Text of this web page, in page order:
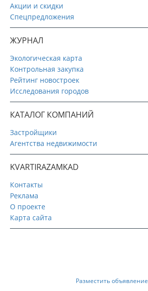
Акции и скидки
Спецпредложения
ЖУРНАЛ
Экологическая карта
Контрольная закупка
Рейтинг новостроек
Исследования городов
КАТАЛОГ КОМПАНИЙ
Застройщики
Агентства недвижимости
KVARTIRAZAMKAD
Контакты
Реклама
О проекте
Карта сайта
Разместить объявление